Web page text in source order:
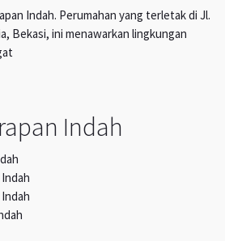
Indah. Perumahan yang terletak di Jl.
Bekasi, ini menawarkan lingkungan
Indah